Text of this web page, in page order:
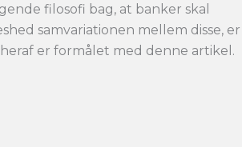
filosofi bag, at banker skal
samvariationen mellem disse, er
er formålet med denne artikel.